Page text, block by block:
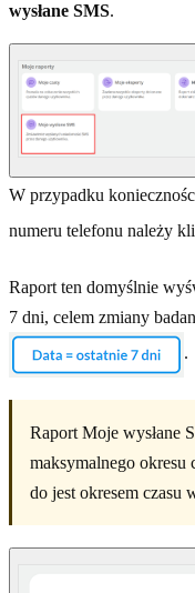
wysłane SMS.
W przypadku
numeru telefonu należy
Raport ten domyślnie
7 dni, celem zmiany
.
Raport Moje wysłane
maksymalnego okresu
do jest okresem czasu